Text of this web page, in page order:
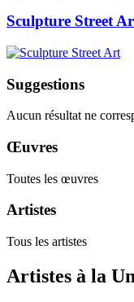
Sculpture Street
Suggestions
Aucun résultat ne
Œuvres
Toutes les œuvres
Artistes
Tous les artistes
Artistes à la